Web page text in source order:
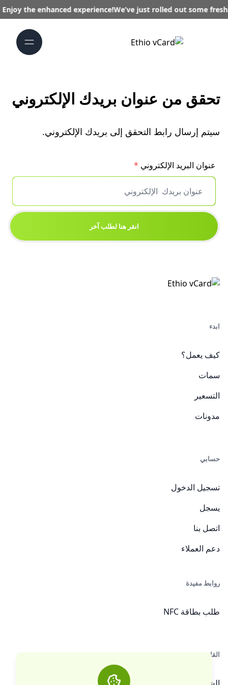
the enhanced experience! We’ve just rolled out some
تحقق من عنوان بريدك الإلكتروني
سيتم إرسال رابط التحقق إلى بريدك الإلكتروني.
عنوان البريد الإلكتروني *
انقر هنا لطلب آخر
ابدء
كيف يعمل؟
سمات
التسعير
مدونات
حسابي
تسجيل الدخول
يسجل
اتصل بنا
دعم العملاء
روابط مفيدة
طلب بطاقة NFC
القانونيون